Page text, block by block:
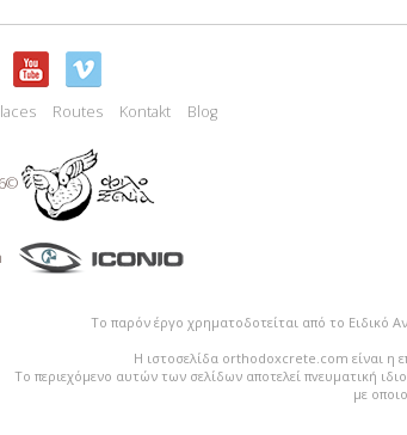
Routes Kontakt Blog
Το παρόν έργο χρηματοδοτείται από το
Η ιστοσελίδα orthodoxcrete.com είναι η
Το περιεχόμενο αυτών των σελίδων αποτελεί πvευματική
με